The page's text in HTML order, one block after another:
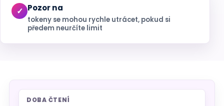
Pozor na
tokeny se mohou rychle utrácet, pokud si
předem neurčíte limit
DOBA ČTENÍ